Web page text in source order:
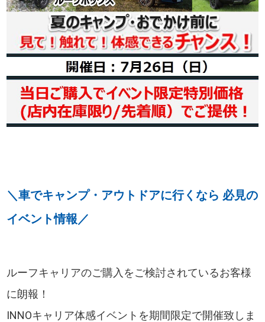
＼車でキャンプ・アウトドアに行くなら 必見の
イベント情報／
ルーフキャリアのご購入をご検討されているお客様
に朗報！
INNOキャリア体感イベントを期間限定で開催致しま